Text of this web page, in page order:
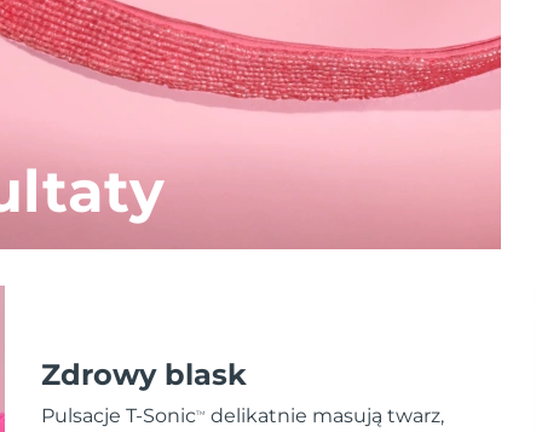
Zdrowy blask
Pulsacje T-SonicTM
delikatnie masują twarz,